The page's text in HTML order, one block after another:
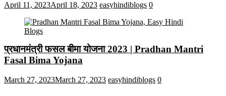
April 11, 2023April 18, 2023 easyhindiblogs 0
प्रधानमंत्री फसल बीमा योजना 2023 | Pradhan Mantri
Fasal Bima Yojana
March 27, 2023March 27, 2023 easyhindiblogs 0